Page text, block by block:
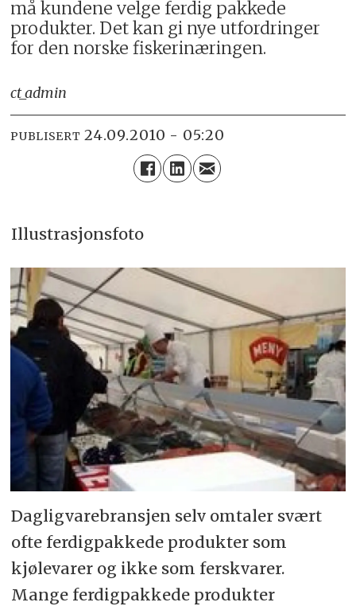
må kundene velge ferdig pakkede
produkter. Det kan gi nye utfordringer
for den norske fiskerinæringen.
ct_admin
PUBLISERT 24.09.2010 - 05:20
Illustrasjonsfoto
Dagligvarebransjen selv omtaler svært
ofte ferdigpakkede produkter som
kjølevarer og ikke som ferskvarer.
Mange ferdigpakkede produkter